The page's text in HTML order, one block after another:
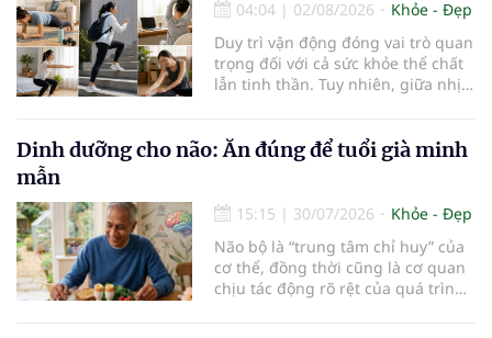
khoáng chất thiết yếu nhưng cũng
rất dễ bị tổn thương…
04:04 | 02/08/2026
Khỏe - Đẹp
Duy trì vận động đóng vai trò quan
trọng đối với cả sức khỏe thể chất
lẫn tinh thần. Tuy nhiên, giữa nhịp
cho các hoạt động tập luyện
thường trở thành một thách thức
Dinh dưỡng cho não: Ăn đúng để tuổi già minh
mẫn
15:15 | 30/07/2026
Khỏe - Đẹp
Não bộ là “trung tâm chỉ huy” của
cơ thể, đồng thời cũng là cơ quan
chịu tác động rõ rệt của quá trình